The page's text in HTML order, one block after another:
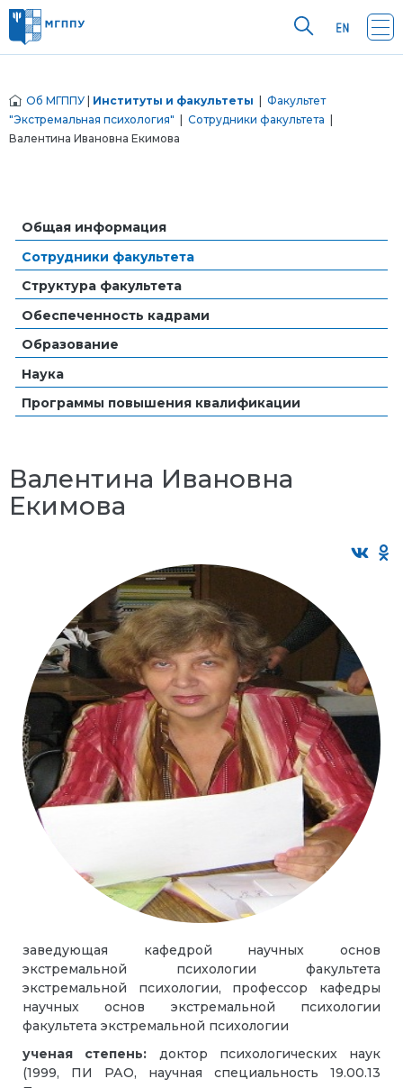
Об МГППУ Институты и факультеты
Факультет
"Экстремальная психология"
Сотрудники факультета
Валентина Ивановна Екимова
Общая информация
Сотрудники факультета
Структура факультета
Обеспеченность кадрами
Образование
Наука
Программы повышения квалификации
Валентина Ивановна
Екимова
заведующая кафедрой научных основ
экстремальной психологии факультета
экстремальной психологии, профессор кафедры
научных основ экстремальной психологии
факультета экстремальной психологии
ученая степень:
доктор психологических наук
(1999, ПИ РАО, научная специальность 19.00.13